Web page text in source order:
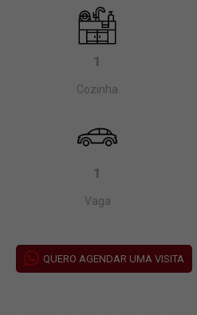
1
Cozinha
1
Vaga
QUERO AGENDAR UMA VISITA